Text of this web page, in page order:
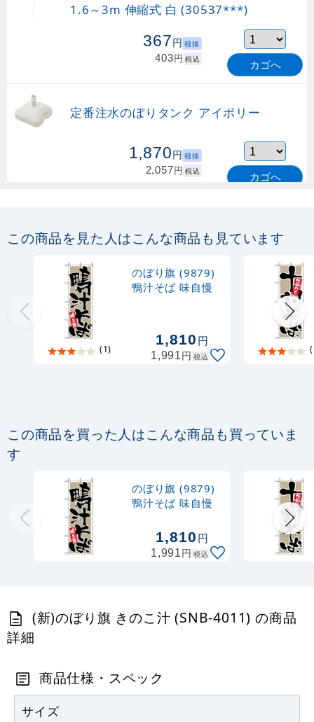
1.6～3m 伸縮式 白 (30537***)
367円 税抜
403円 税込 カゴへ
定番注水のぼりタンク アイボリー
1,870円 税抜
2,057円 税込 カゴへ
1.6～3m 伸縮式 緑 (30537GRN)
売り切れ中
購入不可
定番のぼり竿 オリジナルのぼりポール
1.6～3m 伸縮式 水色 (30537SBL)
367
定番のぼり竿 オリジナルのぼりポール
1.6～3m 伸縮式 黒 (30537BLK)
403円 税込 カゴへ
注水型マルチのぼりスタンド 20L
カゴへ
この商品を見た人はこんな商品も見ています
(1)
のぼり旗 (9879)
鴨汁そば 味自慢
1,810円
1,991円 税込
この商品を買った人はこんな商品も買っていま
す
のぼり旗 (9879)
鴨汁そば 味自慢
1,810円
1,991円 税込
(新)のぼり旗 きのこ汁 (SNB-4011) の商品
詳細
商品仕様・スペック
サイズ